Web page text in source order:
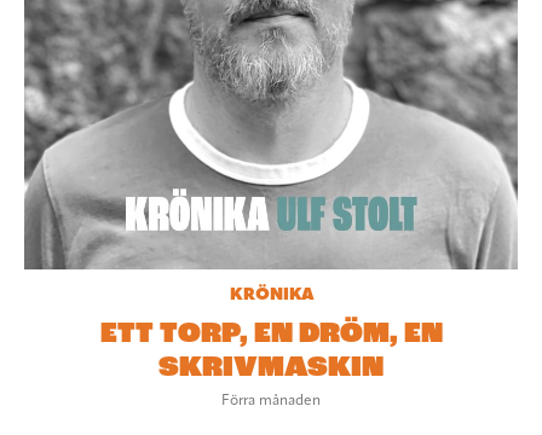
KRÖNIKA
ETT TORP, EN DRÖM, EN
SKRIVMASKIN
Förra månaden